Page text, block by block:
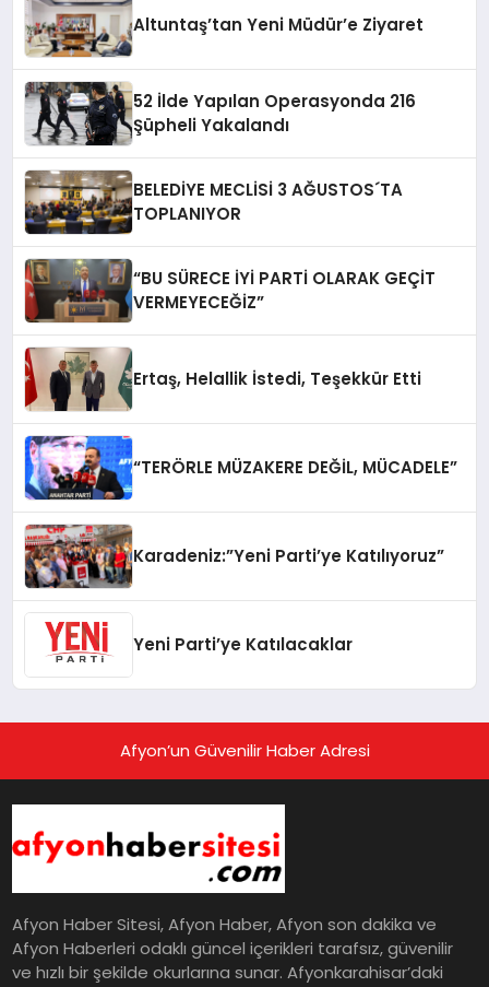
Altuntaş’tan Yeni Müdür’e Ziyaret
52 İlde Yapılan Operasyonda 216
Şüpheli Yakalandı
BELEDİYE MECLİSİ 3 AĞUSTOS´TA
TOPLANIYOR
“BU SÜRECE İYİ PARTİ OLARAK GEÇİT
VERMEYECEĞİZ”
Ertaş, Helallik İstedi, Teşekkür Etti
“TERÖRLE MÜZAKERE DEĞİL, MÜCADELE”
Karadeniz:”Yeni Parti’ye Katılıyoruz”
Yeni Parti’ye Katılacaklar
Afyon’un Güvenilir Haber Adresi
Afyon Haber Sitesi, Afyon Haber, Afyon son dakika ve
Afyon Haberleri odaklı güncel içerikleri tarafsız, güvenilir
ve hızlı bir şekilde okurlarına sunar. Afyonkarahisar’daki